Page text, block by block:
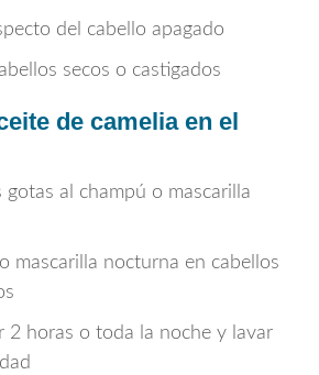
del cabello apagado
secos o castigados
de camelia en el
gotas al champú o mascarilla
mascarilla nocturna en cabellos
2 horas o toda la noche y lavar